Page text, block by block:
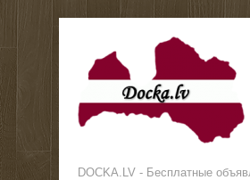
DOCKA.LV - Бесплатные